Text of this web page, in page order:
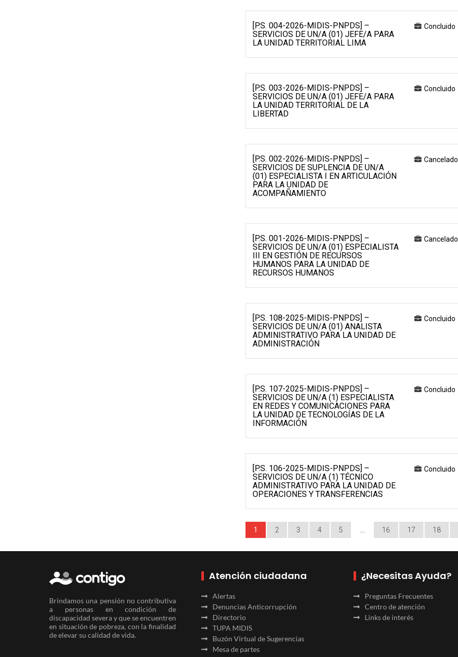
[P.S. 004-2026-MIDIS-PNPDS] –
SERVICIOS DE UN/A (01) JEFE/A PARA
LA UNIDAD TERRITORIAL LIMA
Concluido
[P.S. 003-2026-MIDIS-PNPDS] –
SERVICIOS DE UN/A (01) JEFE/A PARA
LA UNIDAD TERRITORIAL DE LA
LIBERTAD
Concluido
[P.S. 002-2026-MIDIS-PNPDS] –
SERVICIOS DE SUPLENCIA DE UN/A
(01) ESPECIALISTA I EN ARTICULACIÓN
PARA LA UNIDAD DE
ACOMPAÑAMIENTO
Cancelado
[P.S. 001-2026-MIDIS-PNPDS] –
SERVICIOS DE UN/A (01) ESPECIALISTA
III EN GESTIÓN DE RECURSOS
HUMANOS PARA LA UNIDAD DE
RECURSOS HUMANOS
Cancelado
[P.S. 108-2025-MIDIS-PNPDS] –
SERVICIOS DE UN/A (01) ANALISTA
ADMINISTRATIVO PARA LA UNIDAD DE
ADMINISTRACIÓN
Concluido
[P.S. 107-2025-MIDIS-PNPDS] –
SERVICIOS DE UN/A (1) ESPECIALISTA
EN REDES Y COMUNICACIONES PARA
LA UNIDAD DE TECNOLOGÍAS DE LA
INFORMACIÓN
Concluido
[P.S. 106-2025-MIDIS-PNPDS] –
SERVICIOS DE UN/A (1) TÉCNICO
ADMINISTRATIVO PARA LA UNIDAD DE
OPERACIONES Y TRANSFERENCIAS
Concluido
1 2 3 4 5 16 17 18
Brindamos una pensión no contributiva
a personas en condición de
discapacidad severa y que se encuentren
en situación de pobreza, con la finalidad
de elevar su calidad de vida.
Atención ciudadana
Alertas
Denuncias Anticorrupción
Directorio
TUPA MIDIS
Buzón Virtual de Sugerencias
Mesa de partes
¿Necesitas Ayuda?
Preguntas Frecuentes
Centro de atención
Links de interés